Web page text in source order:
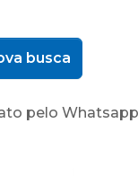
busca
pelo